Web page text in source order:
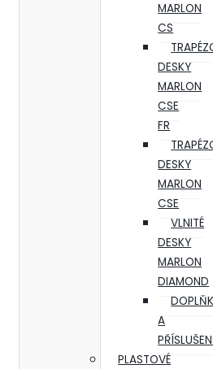
MARLON
CS
DESKY
MARLON
CSE
FR
DESKY
MARLON
CSE
VLNITÉ
DESKY
MARLON
DIAMOND
A
PLASTOVÉ